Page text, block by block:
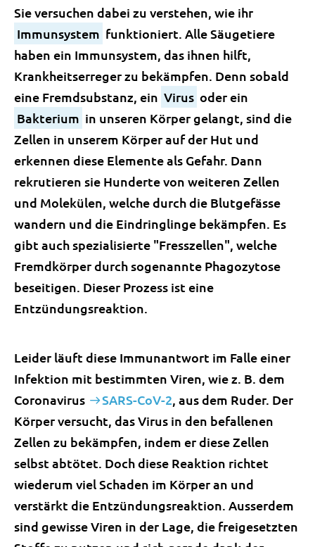
Sie versuchen dabei zu verstehen, wie ihr
Immunsystem funktioniert. Alle Säugetiere
haben ein Immunsystem, das ihnen hilft,
Krankheitserreger zu bekämpfen. Denn sobald
eine Fremdsubstanz, ein Virus oder ein
Bakterium in unseren Körper gelangt, sind die
Zellen in unserem Körper auf der Hut und
erkennen diese Elemente als Gefahr. Dann
rekrutieren sie Hunderte von weiteren Zellen
und Molekülen, welche durch die Blutgefässe
wandern und die Eindringlinge bekämpfen. Es
gibt auch spezialisierte "Fresszellen", welche
Fremdkörper durch sogenannte Phagozytose
beseitigen. Dieser Prozess ist eine
Entzündungsreaktion.
Leider läuft diese Immunantwort im Falle einer
Infektion mit bestimmten Viren, wie z. B. dem
Coronavirus
SARS-CoV-2, aus dem Ruder. Der
Körper versucht, das Virus in den befallenen
Zellen zu bekämpfen, indem er diese Zellen
selbst abtötet. Doch diese Reaktion richtet
wiederum viel Schaden im Körper an und
verstärkt die Entzündungsreaktion. Ausserdem
sind gewisse Viren in der Lage, die freigesetzten